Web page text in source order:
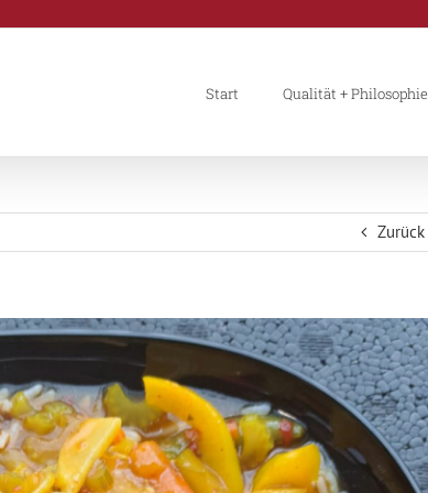
Start Qualität + Philosophie
Zurück